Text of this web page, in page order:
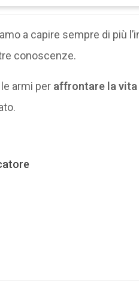
a capire sempre di più
conoscenze.
armi per affrontare la